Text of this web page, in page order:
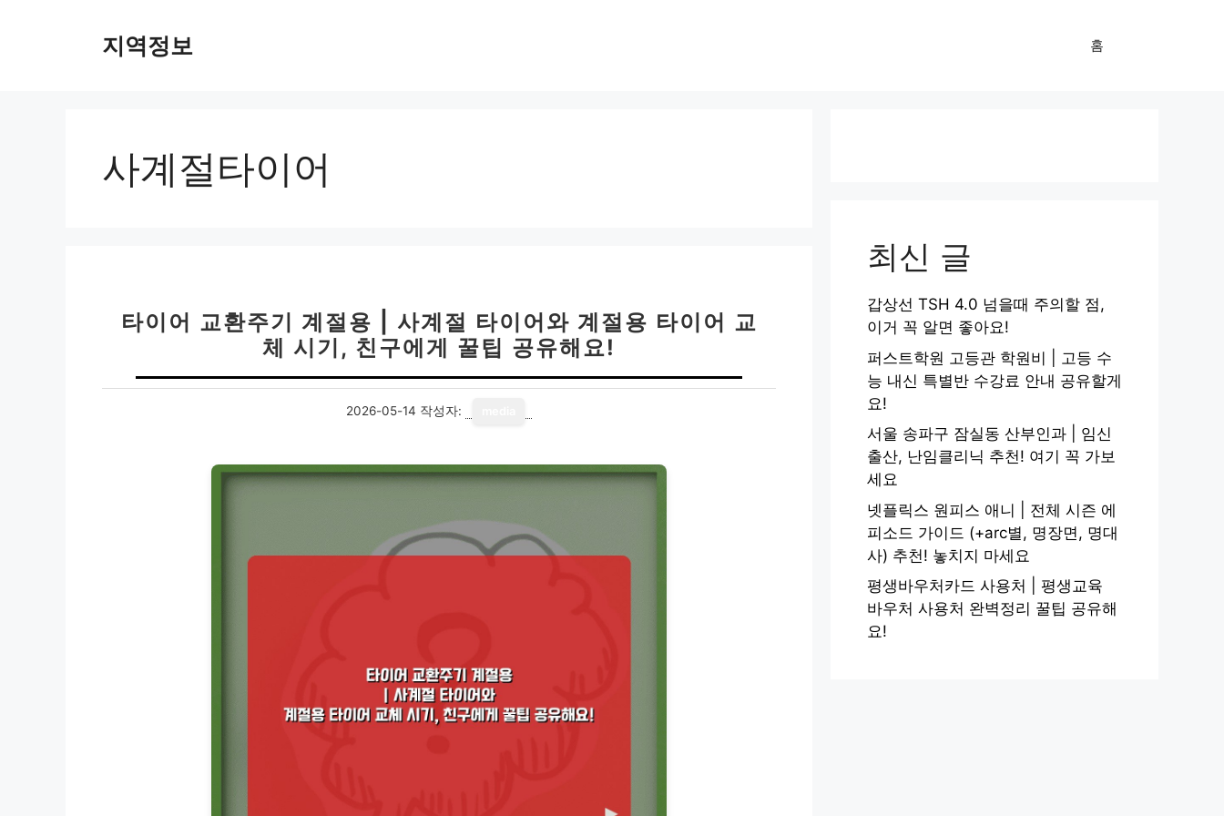
지역정보 홈
사계절타이어
타이어 교환주기 계절용 | 사계절 타이어와 계절용 타이어 교
체 시기, 친구에게 꿀팁 공유해요!
2026-05-14 작성자:
최신 글
갑상선 TSH 4.0 넘을때 주의할 점,
이거 꼭 알면 좋아요!
퍼스트학원 고등관 학원비 | 고등 수
능 내신 특별반 수강료 안내 공유할게
요!
서울 송파구 잠실동 산부인과 | 임신
출산, 난임클리닉 추천! 여기 꼭 가보
세요
넷플릭스 원피스 애니 | 전체 시즌 에
피소드 가이드 (+arc별, 명장면, 명대
사) 추천! 놓치지 마세요
평생바우처카드 사용처 | 평생교육
바우처 사용처 완벽정리 꿀팁 공유해
요!